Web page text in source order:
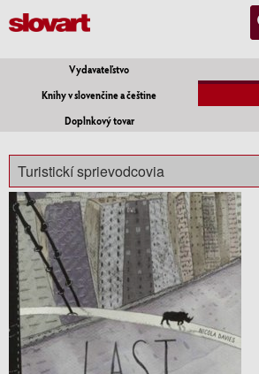
Vydavateľstvo
Knihy v slovenčine a češtine
Doplnkový tovar